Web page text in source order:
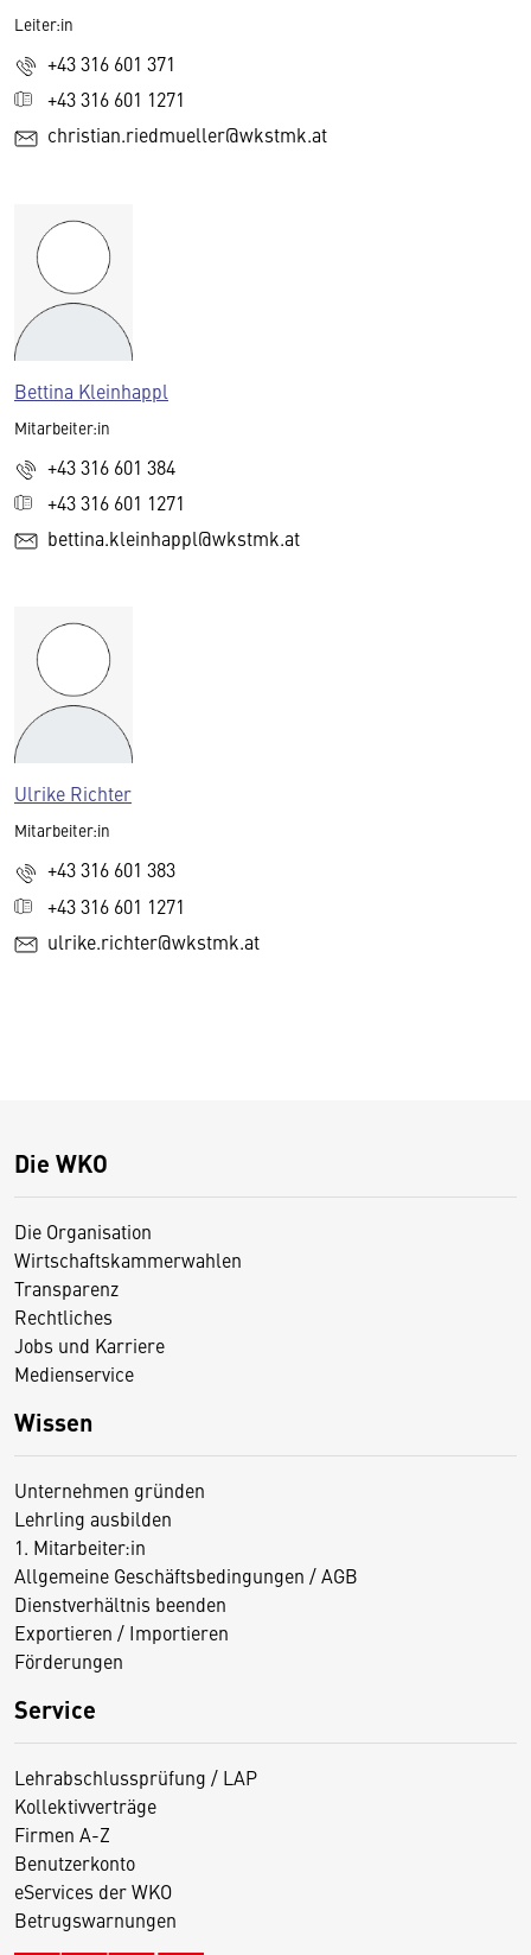
Leiter:in
+43 316 601 371
+43 316 601 1271
christian.riedmueller@wkstmk.at
Bettina Kleinhappl
Mitarbeiter:in
+43 316 601 384
+43 316 601 1271
bettina.kleinhappl@wkstmk.at
Ulrike Richter
Mitarbeiter:in
+43 316 601 383
+43 316 601 1271
ulrike.richter@wkstmk.at
Die WKO
Die Organisation
Wirtschaftskammerwahlen
Transparenz
Rechtliches
Jobs und Karriere
Medienservice
Wissen
Unternehmen gründen
Lehrling ausbilden
1. Mitarbeiter:in
Allgemeine Geschäftsbedingungen / AGB
Dienstverhältnis beenden
Exportieren / Importieren
Förderungen
Service
Lehrabschlussprüfung / LAP
Kollektivverträge
Firmen A-Z
Benutzerkonto
eServices der WKO
Betrugswarnungen